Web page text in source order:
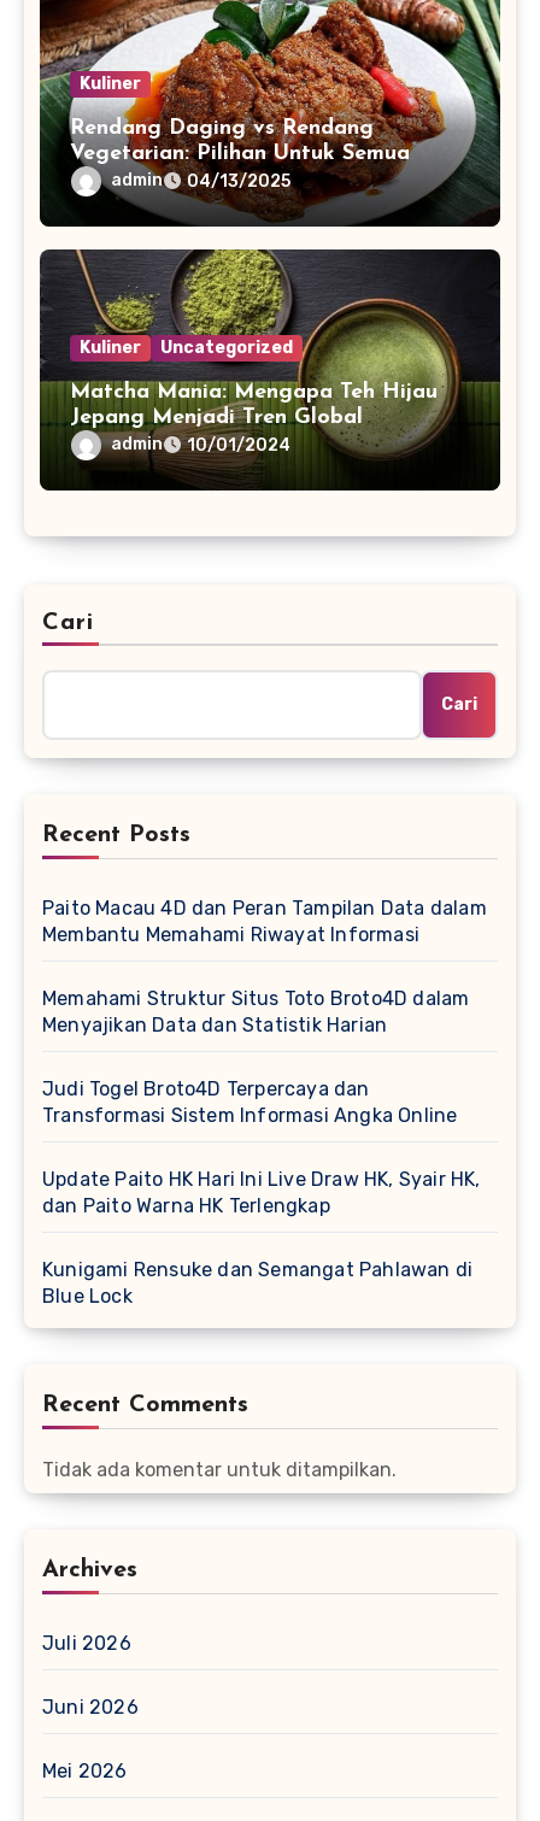
Kuliner
Rendang Daging vs Rendang
Vegetarian: Pilihan Untuk Semua
admin 04/13/2025
Kuliner Uncategorized
Matcha Mania: Mengapa Teh Hijau
Jepang Menjadi Tren Global
admin 10/01/2024
Cari
Cari
Recent Posts
Paito Macau 4D dan Peran Tampilan Data dalam
Membantu Memahami Riwayat Informasi
Memahami Struktur Situs Toto Broto4D dalam
Menyajikan Data dan Statistik Harian
Judi Togel Broto4D Terpercaya dan
Transformasi Sistem Informasi Angka Online
Update Paito HK Hari Ini Live Draw HK, Syair HK,
dan Paito Warna HK Terlengkap
Kunigami Rensuke dan Semangat Pahlawan di
Blue Lock
Recent Comments
Tidak ada komentar untuk ditampilkan.
Archives
Juli 2026
Juni 2026
Mei 2026